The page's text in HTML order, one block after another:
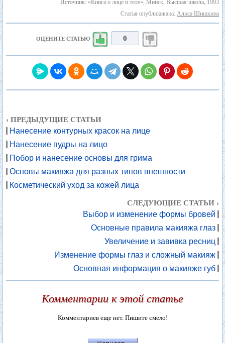
Источник: «Книга о лице и теле», Минск, Высшая школа, 1993
Статья опубликована: Алиса Шишкина
ОЦЕНИТЕ СТАТЬЮ 0
‹ ПРЕДЫДУЩИЕ СТАТЬИ
Нанесение контурных красок на лице
Нанесение пудры на лицо
Побор и нанесение основы для грима
Основы макияжа для разных типов внешности
Косметический уход за кожей лица
СЛЕДУЮЩИЕ СТАТЬИ ›
Выбор и изменение формы бровей
Основные правила макияжа глаз
Увеличение и завивка ресниц
Изменение формы глаз и сложный макияж
Основная информация о макияже губ
Комментарии к этой статье
Комментариев еще нет. Пишите смело!